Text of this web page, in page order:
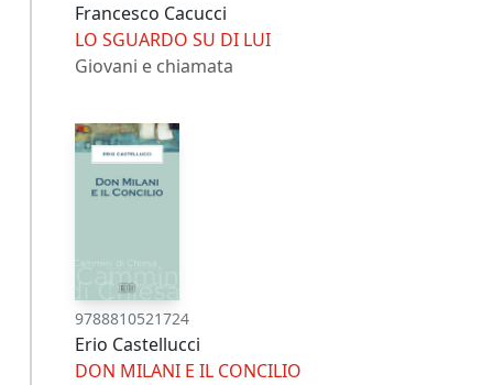
Francesco Cacucci
LO SGUARDO SU DI LUI
Giovani e chiamata
9788810521724
Erio Castellucci
DON MILANI E IL CONCILIO